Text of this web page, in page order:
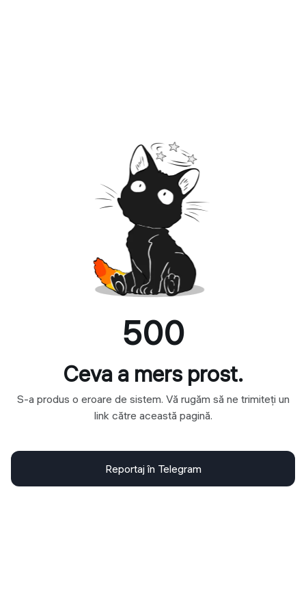
500
Ceva a mers prost.
S-a produs o eroare de sistem. Vă rugăm să ne trimiteți un
link către această pagină.
Reportaj în Telegram